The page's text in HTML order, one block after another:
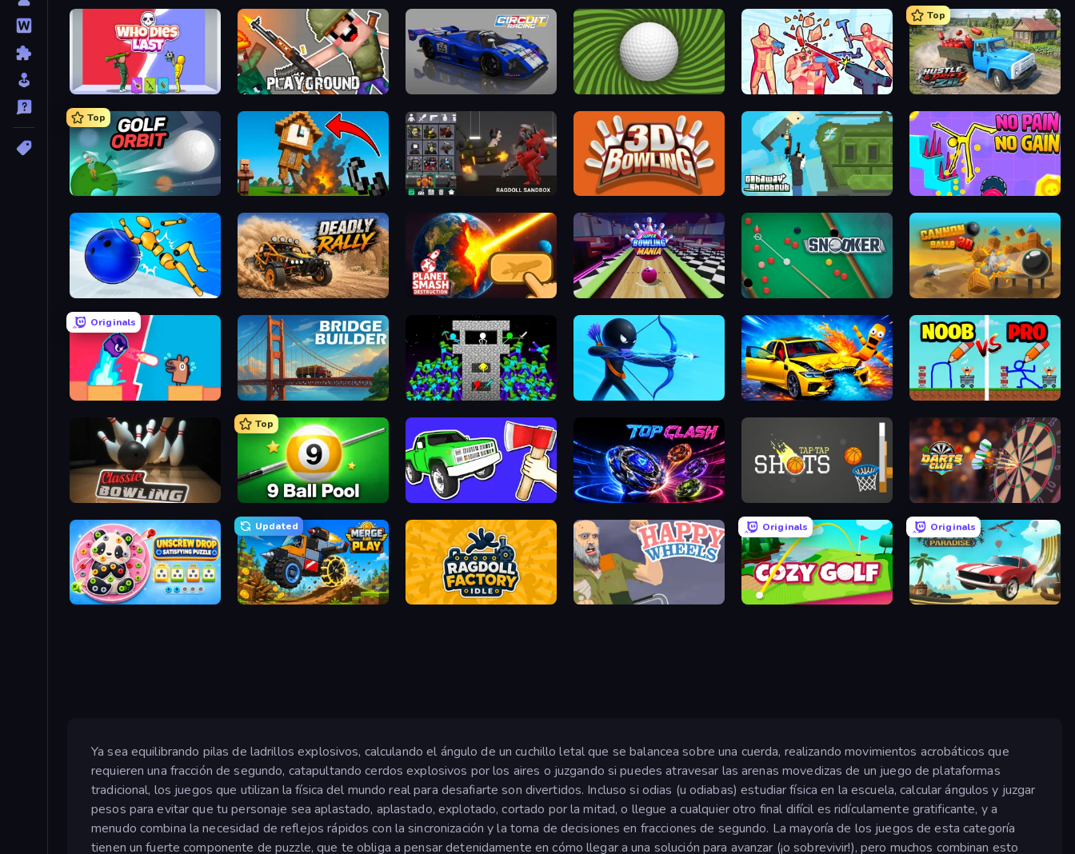
Who Dies Last? Playground Circuit Racing The Speedy Golf Time Shooter 2
Top
Hustle & Drift in ZIL
Top
Golf Orbit Noob Fuse Last Play: Ragdoll Sandbox 3D Bowling Getaway Shootout No Pain No Gain - Ragdoll Sandbox
Playground Man! Ragdoll Show! Deadly Rally Planet Smash Destruction Super Bowling Mania Snooker Cannon Balls 3D
Originals
Boom Slingers ReBoom Bridge Builder Stick Epic Fighter Archers Random BMG: Ragdoll Playground DOP Noob: Draw to Save
Classic Bowling
Top
9 Ball Pool Online Multiplayer Smash the Car to Pieces! Top Clash Darts Club
Unscrew Drop: Satisfying Puzzle
Updated
Merge and Play Ragdoll Factory Idle Happy Wheels
Originals
Cozy Golf
Originals
Stunt Paradise
Ya sea equilibrando pilas de ladrillos explosivos, calculando el ángulo de un cuchillo letal que se balancea sobre una cuerda, realizando movimientos acrobáticos que
requieren una fracción de segundo, catapultando cerdos explosivos por los aires o juzgando si puedes atravesar las arenas movedizas de un juego de plataformas
tradicional, los juegos que utilizan la física del mundo real para desafiarte son divertidos. Incluso si odias (u odiabas) estudiar física en la escuela, calcular ángulos y juzgar
pesos para evitar que tu personaje sea aplastado, aplastado, explotado, cortado por la mitad, o llegue a cualquier otro final difícil es ridículamente gratificante, y a
menudo combina la necesidad de reflejos rápidos con la sincronización y la toma de decisiones en fracciones de segundo. La mayoría de los juegos de esta categoría
tienen un fuerte componente de puzzle, que te obliga a pensar detenidamente en cómo llegar a una solución para avanzar (¡o sobrevivir!), pero muchos combinan esto